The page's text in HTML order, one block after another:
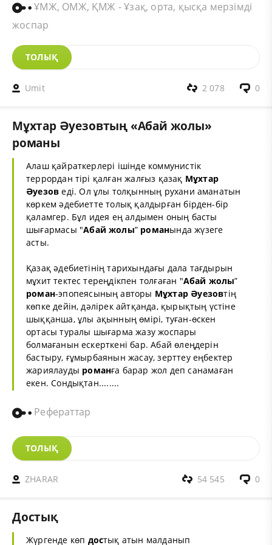
ҰМЖ, ОМЖ, ҚМЖ - Ұзақ, орта, қысқа мерзімді
жоспар
ТОЛЫҚ
Umit 0
2 078
Мұхтар Әуезовтың «Абай жолы»
романы
Алаш қайраткерлері ішінде коммунистік
террордан тірі қалған жалғыз қазақ Мұхтар
Әуезов еді. Ол ұлы толқынның рухани аманатын
көркем әдебиетте толық қалдырған бірден-бір
қаламгер. Бұл идея ең алдымен оның басты
шығармасы "Абай жолы” романында жүзеге
асты.
Қазақ әдебиетінің тарихындағы дала тағдырын
мұхит тектес тереңдікпен толғаған "Абай жолы”
роман-эпопеясының авторы Мұхтар Әуезовтің
көпке дейін, дәлірек айтқанда, қырықтың үстіне
шыққанша, ұлы ақынның өмірі, туған-өскен
ортасы туралы шығарма жазу жоспары
болмағанын ескерткені бар. Абай өлеңдерін
бастыру, ғұмырбаянын жасау, зерттеу еңбектер
жариялауды романға барар жол деп санамаған
екен. Сондықтан........
Рефераттар
ТОЛЫҚ
ZHARAR 0
54 545
Достық
Жүргенде көп достық атын малданып